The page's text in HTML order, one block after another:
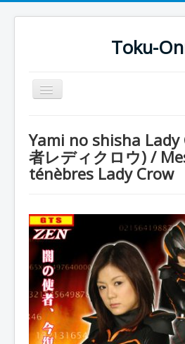
Toku-
Basculer
la
Toku-Actrices
Toku-Critiques
Films
COSAA
Dessins
Artiste Asperger
Lexique
Yami no shisha Lady
者レディクロウ) /
ténèbres Lady Crow